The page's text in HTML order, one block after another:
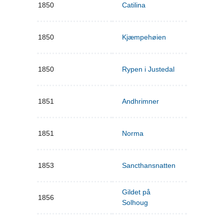
1850 Catilina
1850 Kjæmpehøien
1850 Rypen i Justedal
1851 Andhrimner
1851 Norma
1853 Sancthansnatten
1856
Gildet på
Solhoug